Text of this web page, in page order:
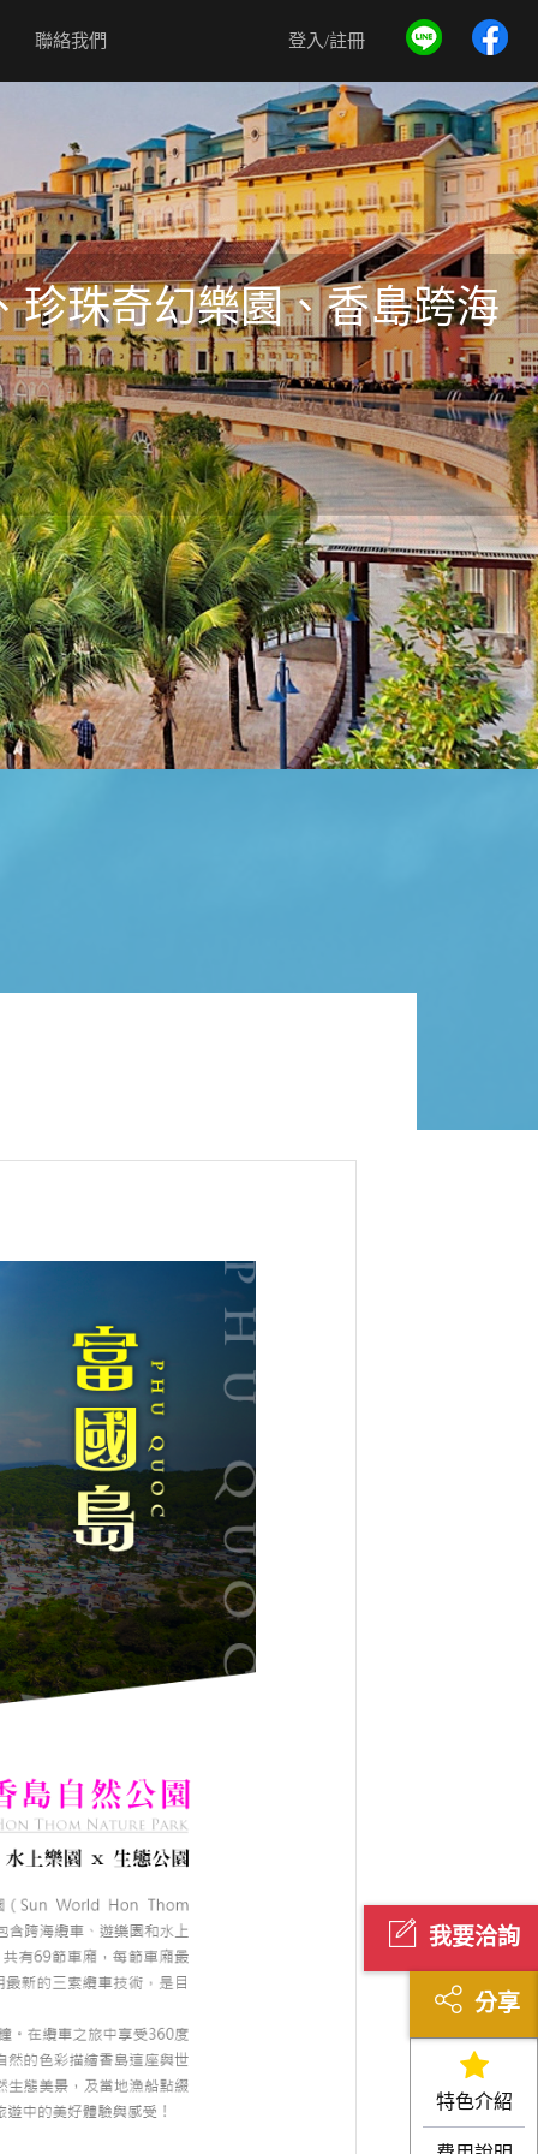
聯絡我們 登入/註冊
我要洽詢
分享
特色介紹
珍珠奇幻樂園、香島跨海